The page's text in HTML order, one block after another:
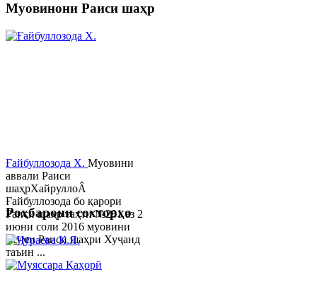
Муовинони Раиси шаҳр
Ғайбуллозода Х. Муовини
аввали Раиси
шаҳрХайруллоÂ
Ғайбуллозода бо қарори
Раиси шаҳр таҳти №281 аз 2
июни соли 2016 муовини
якуми Раиси шаҳри Хуҷанд
таъин ...
Роҳбарони сохторҳо